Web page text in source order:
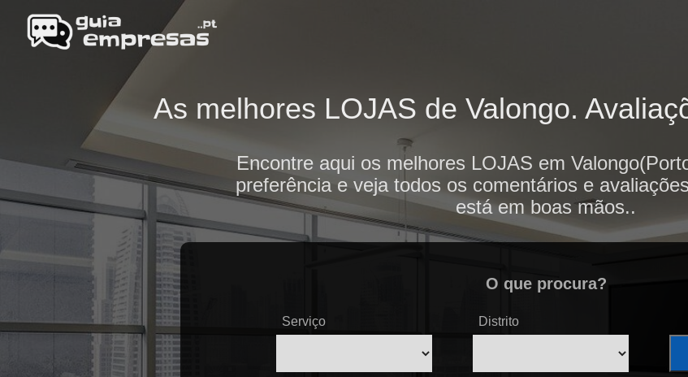
As melhores LOJAS de Valongo.
Encontre aqui os melhores LOJAS em
preferência e veja todos os comentários e
está em boas mãos..
O que procura?
Serviço Distrito